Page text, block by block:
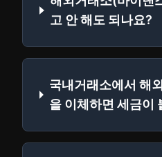
고 안 해도 되나요?
국내거래소에서 해
을 이체하면 세금이